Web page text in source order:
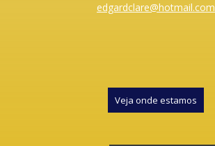
edgardclare@hotmail.com
Veja onde estamos